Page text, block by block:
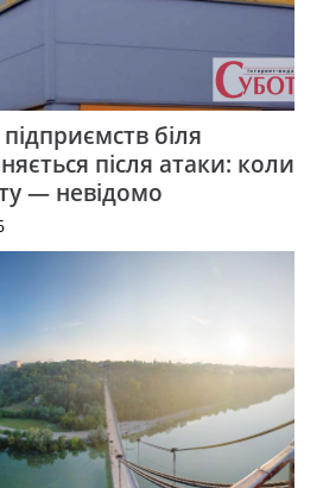
біля
після атаки: коли
— невідомо